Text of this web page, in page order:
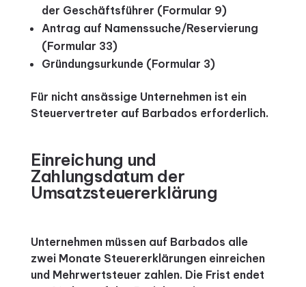
der Geschäftsführer (Formular 9)
Antrag auf Namenssuche/Reservierung
(Formular 33)
Gründungsurkunde (Formular 3)
Für nicht ansässige Unternehmen ist ein
Steuervertreter auf Barbados erforderlich.
Einreichung und
Zahlungsdatum der
Umsatzsteuererklärung
Unternehmen müssen auf Barbados alle
zwei Monate Steuererklärungen einreichen
und Mehrwertsteuer zahlen. Die Frist endet